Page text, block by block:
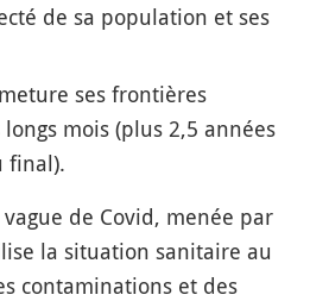
de sa population et ses
ses frontières
mois (plus 2,5 années
final).
de Covid, menée par
la situation sanitaire au
contaminations et des